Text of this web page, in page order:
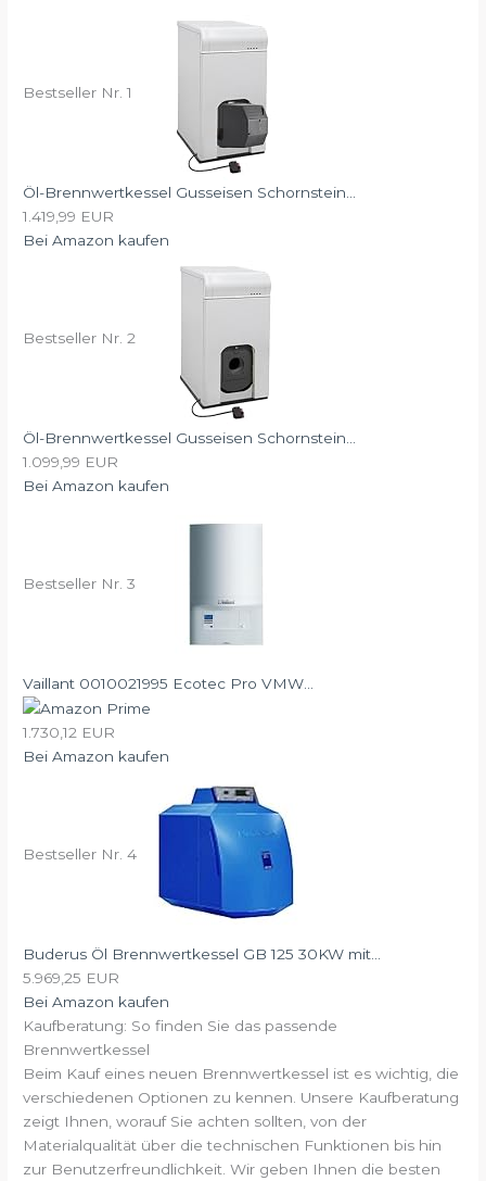
Bestseller Nr. 1
Öl-Brennwertkessel Gusseisen Schornstein...
1.419,99 EUR
Bei Amazon kaufen
Bestseller Nr. 2
Öl-Brennwertkessel Gusseisen Schornstein...
1.099,99 EUR
Bei Amazon kaufen
Bestseller Nr. 3
Vaillant 0010021995 Ecotec Pro VMW...
1.730,12 EUR
Bei Amazon kaufen
Bestseller Nr. 4
Buderus Öl Brennwertkessel GB 125 30KW mit...
5.969,25 EUR
Bei Amazon kaufen
Kaufberatung: So finden Sie das passende
Brennwertkessel
Beim Kauf eines neuen Brennwertkessel ist es wichtig, die
verschiedenen Optionen zu kennen. Unsere Kaufberatung
zeigt Ihnen, worauf Sie achten sollten, von der
Materialqualität über die technischen Funktionen bis hin
zur Benutzerfreundlichkeit. Wir geben Ihnen die besten